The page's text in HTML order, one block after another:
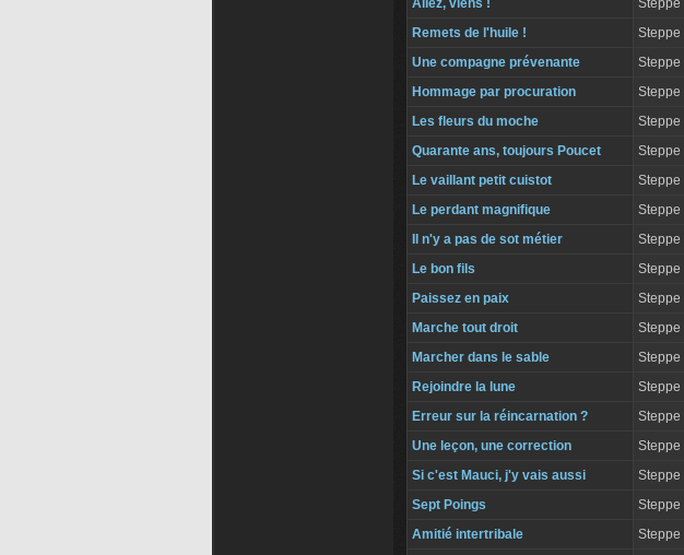
Allez, viens !
Steppe
Remets de l'huile !
Steppe
Une compagne prévenante
Steppe
Hommage par procuration
Steppe
Les fleurs du moche
Steppe
Quarante ans, toujours Poucet
Steppe
Le vaillant petit cuistot
Steppe
Le perdant magnifique
Steppe
Il n'y a pas de sot métier
Steppe
Le bon fils
Steppe
Paissez en paix
Steppe
Marche tout droit
Steppe
Marcher dans le sable
Steppe
Rejoindre la lune
Steppe
Erreur sur la réincarnation ?
Steppe
Une leçon, une correction
Steppe
Si c'est Mauci, j'y vais aussi
Steppe
Sept Poings
Steppe
Amitié intertribale
Steppe